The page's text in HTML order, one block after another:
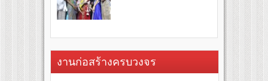
งานก่อสร้างครบวงจร